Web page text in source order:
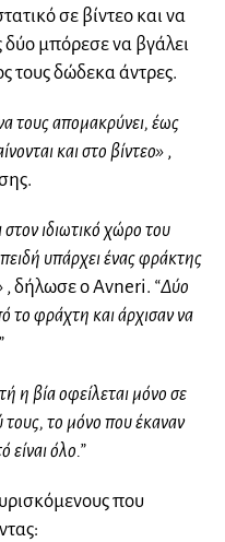
σε βίντεο και να
μπόρεσε να βγάλει
τους δώδεκα άντρες.
τους απομακρύνει, έως
και στο βίντεο» ,
ιδιωτικό χώρο του
υπάρχει ένας φράκτης
, δήλωσε οAvneri. “Δύο
το φράχτη και άρχισαν να
η βία οφείλεται μόνο σε
τους, το μόνο που έκαναν
είναι όλο.”
που